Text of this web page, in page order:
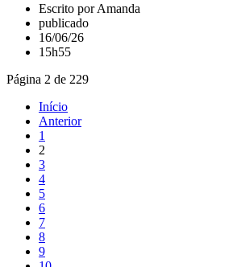
Escrito por Amanda
publicado
16/06/26
15h55
Página 2 de 229
Início
Anterior
1
2
3
4
5
6
7
8
9